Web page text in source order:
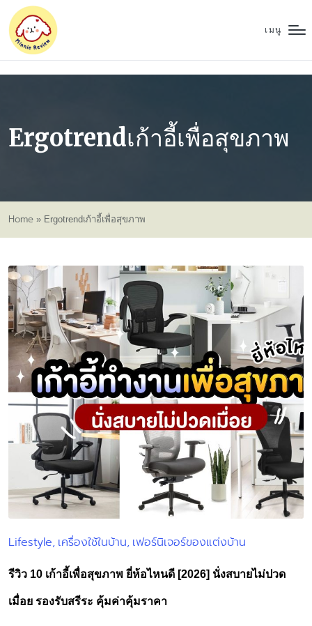
เมนู
Ergotrendเก้าอี้เพื่อสุขภาพ
Home » Ergotrendเก้าอี้เพื่อสุขภาพ
Posted
Lifestyle เครื่องใช้ในบ้าน เฟอร์นิเจอร์ของแต่งบ้าน
รีวิว 10 เก้าอี้เพื่อสุขภาพ ยี่ห้อไหนดี [2026] นั่งสบายไม่ปวด
เมื่อย รองรับสรีระ คุ้มค่าคุ้มราคา